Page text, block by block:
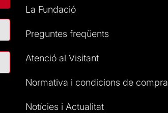
La Fundació
Preguntes freqüents
Atenció al Visitant
Normativa i condicions de compra
Notícies i Actualitat